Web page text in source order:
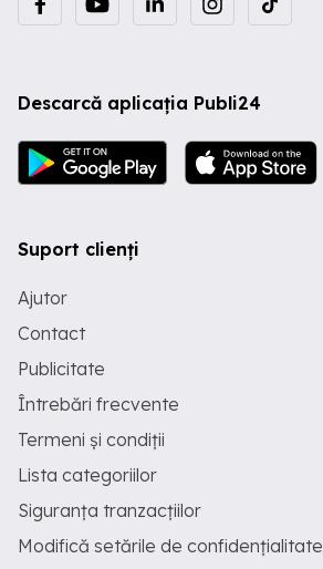
Descarcă aplicația Publi24
Suport clienți
Ajutor
Contact
Publicitate
Întrebări frecvente
Termeni și condiții
Lista categoriilor
Siguranța tranzacțiilor
Modifică setările de confidențialitate